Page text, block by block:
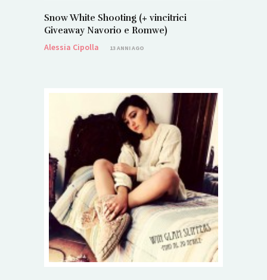
Snow White Shooting (+ vincitrici
Giveaway Navorio e Romwe)
Alessia Cipolla
13 ANNI AGO